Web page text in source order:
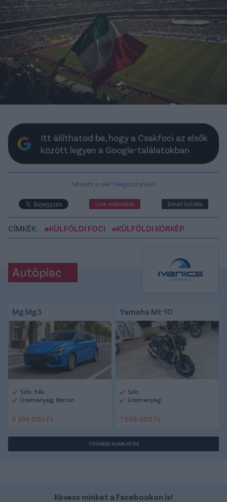
Itt állíthatod be, hogy a Csakfoci az elsők
között legyen a Google-találatokban
Tetszett a cikk? Megosztanád?
Link másolása Email küldés
CÍMKÉK: #KÜLFÖLDI FOCI #KÜLFÖLDI KÖRKÉP
Autópiac
Mg Mg3
Szín: Kék
Üzemanyag: Benzin
5 999 000 Ft
Yamaha Mt-10
Szín:
Üzemanyag:
7 598 000 Ft
TOVÁBBI AJÁNLATOK
Kövess minket a Facebookon is!